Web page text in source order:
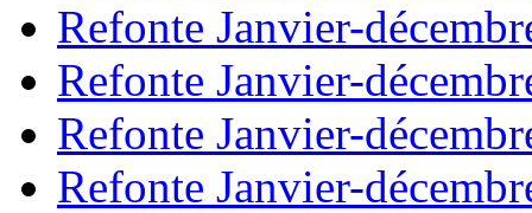
Refonte Janvier-
Refonte Janvier-
Refonte Janvier-
Refonte Janvier-